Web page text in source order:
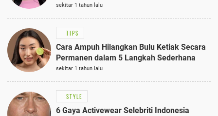
Anggun dengan Kaftan Cokelat
sekitar 1 tahun lalu
TIPS
Cara Ampuh Hilangkan Bulu Ketiak Secara
Permanen dalam 5 Langkah Sederhana
sekitar 1 tahun lalu
STYLE
6 Gaya Activewear Selebriti Indonesia